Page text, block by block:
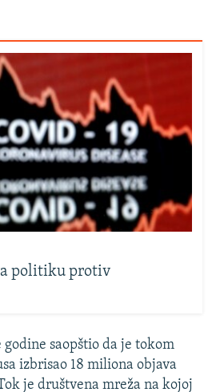
politiku protiv
godine saopštio da je tokom
izbrisao 18 miliona objava
je društvena mreža na kojoj